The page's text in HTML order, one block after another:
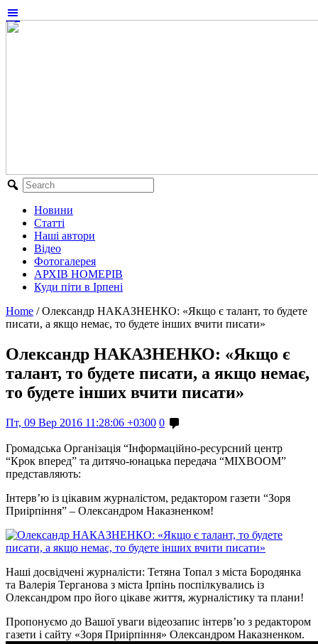
Новини
Статті
Наші автори
Відео
Фотогалерея
АРХІВ НОМЕРІВ
Куди піти в Ірпені
Home / Олександр НАКАЗНЕНКО: «Якщо є талант, то будете
писати, а якщо немає, то будете інших вчити писати»
Олександр НАКАЗНЕНКО: «Якщо є
талант, то будете писати, а якщо немає,
то будете інших вчити писати»
Пт, 09 Вер 2016 11:28:06 +0300 0
Громадська Організація “Інформаційно-ресурсний центр
“Крок вперед” та дитячо-юнацька передача “MIXBOOM”
представляють:
Інтерв’ю із цікавим журналістом, редактором газети “Зоря
Приірпіння” – Олександром Наказненком!
Наші досвідчені журналісти: Тетяна Топал з міста Бородянка
та Валерія Терганова з міста Ірпінь поспілкувались із
Олександром про його цікаве життя, журналістику та плани!
Пропонуємо до Вашої уваги відеозапис інтерв’ю з редактором
газети і сайту «Зоря Приірпіння» Олександром Наказненком.